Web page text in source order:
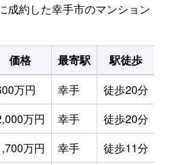
成約した幸手市のマンション
価格 最寄駅 駅徒歩
万円 幸手 徒歩20分
万円 幸手 徒歩20分
万円 幸手 徒歩11分